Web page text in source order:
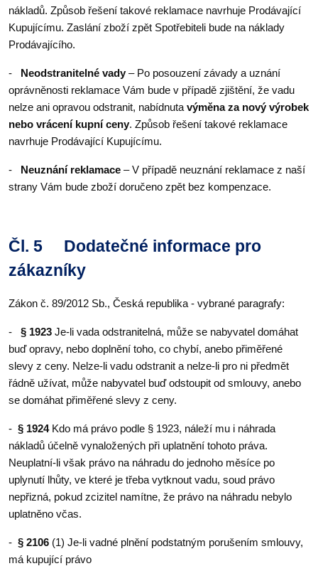
nákladů. Způsob řešení takové reklamace navrhuje Prodávající
Kupujícímu. Zaslání zboží zpět Spotřebiteli bude na náklady
Prodávajícího.
- Neodstranitelné vady – Po posouzení závady a uznání
oprávněnosti reklamace Vám bude v případě zjištění, že vadu
nelze ani opravou odstranit, nabídnuta výměna za nový výrobek
nebo vrácení kupní ceny. Způsob řešení takové reklamace
navrhuje Prodávající Kupujícímu.
- Neuznání reklamace – V případě neuznání reklamace z naší
strany Vám bude zboží doručeno zpět bez kompenzace.
Čl. 5 Dodatečné informace pro
zákazníky
Zákon č. 89/2012 Sb., Česká republika - vybrané paragrafy:
- § 1923 Je-li vada odstranitelná, může se nabyvatel domáhat
buď opravy, nebo doplnění toho, co chybí, anebo přiměřené
slevy z ceny. Nelze-li vadu odstranit a nelze-li pro ni předmět
řádně užívat, může nabyvatel buď odstoupit od smlouvy, anebo
se domáhat přiměřené slevy z ceny.
- § 1924Kdo má právo podle § 1923, náleží mu i náhrada
nákladů účelně vynaložených při uplatnění tohoto práva.
Neuplatní-li však právo na náhradu do jednoho měsíce po
uplynutí lhůty, ve které je třeba vytknout vadu, soud právo
nepřizná, pokud zcizitel namítne, že právo na náhradu nebylo
uplatněno včas.
- § 2106 (1) Je-li vadné plnění podstatným porušením smlouvy,
má kupující právo